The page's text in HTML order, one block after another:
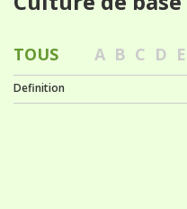
TOUS A B C D E
Definition